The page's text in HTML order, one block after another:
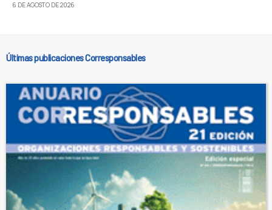
6 DE AGOSTO DE 2026
Últimas publicaciones Corresponsables